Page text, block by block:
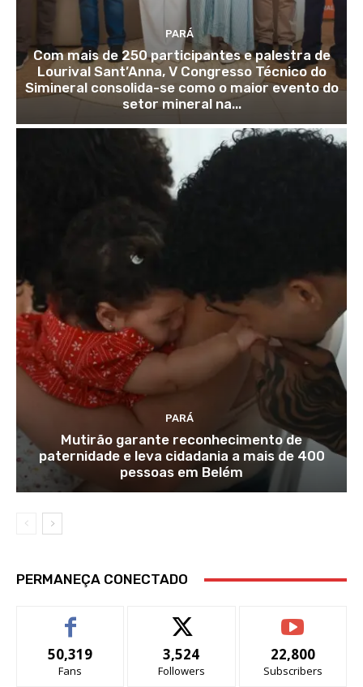
PARÁ
Com mais de 250 participantes e palestra de
Lourival Sant’Anna, V Congresso Técnico do
Simineral consolida-se como o maior evento do
setor mineral na...
PARÁ
Mutirão garante reconhecimento de
paternidade e leva cidadania a mais de 400
pessoas em Belém
PERMANEÇA CONECTADO
50,319
Fans
3,524
Followers
22,800
Subscribers